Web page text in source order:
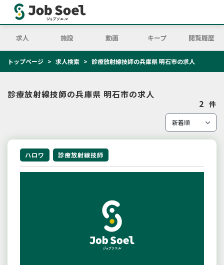
求人 施設 動画 キープ 閲覧履歴
トップページ 求人検索 診療放射線技師の兵庫県 明石市の求人
診療放射線技師の兵庫県 明石市の求人
2 件
ハロワ 診療放射線技師